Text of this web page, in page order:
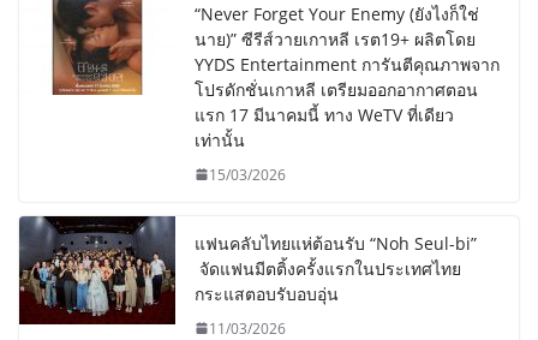
“Never Forget Your Enemy (ยังไงก็ใช่
นาย)” ซีรีส์วายเกาหลี เรต19+ ผลิตโดย
YYDS Entertainment การันตีคุณภาพจาก
โปรดักชั่นเกาหลี เตรียมออกอากาศตอน
แรก 17 มีนาคมนี้ ทาง WeTV ที่เดียว
เท่านั้น
15/03/2026
แฟนคลับไทยแห่ต้อนรับ “Noh Seul-bi”
จัดแฟนมีตติ้งครั้งแรกในประเทศไทย
กระแสตอบรับอบอุ่น
11/03/2026